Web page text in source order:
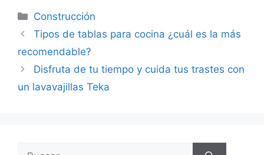
Categorías
Construcción
Tipos de tablas para cocina ¿cuál es la más
recomendable?
Disfruta de tu tiempo y cuida tus trastes con
un lavavajillas Teka